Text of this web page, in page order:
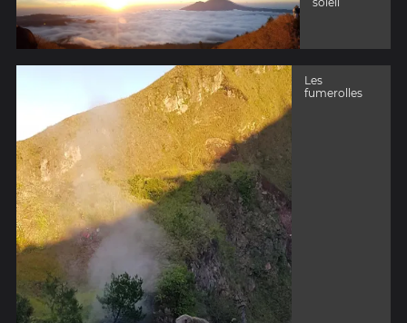
Les
fumerolles